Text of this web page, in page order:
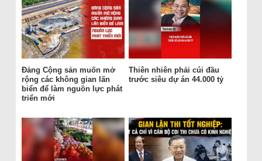
Đảng Cộng sản muốn mở
rộng các không gian lấn
biển để làm nguồn lực phát
triển mới
Thiên nhiên phải cúi đầu
trước siêu dự án 44.000 tỷ